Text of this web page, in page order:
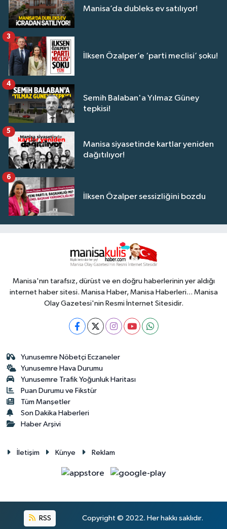
Manisa’da dubleks ev satılıyor!
İlksen Özalper’e ‘parti meclisi’ şoku!
3
Semih Balaban'a Yılmaz Güney
tepkisi!
4
Manisa siyasetinde kartlar yeniden
dağıtılıyor!
5
İlksen Özalper sessizliğini bozdu
6
Manisa'nın tarafsız, dürüst ve en doğru haberlerinin yer aldığı
internet haber sitesi. Manisa Haber, Manisa Haberleri... Manisa
Olay Gazetesi'nin Resmi İnternet Sitesidir.
Yunusemre Nöbetçi Eczaneler
Yunusemre Hava Durumu
Yunusemre Trafik Yoğunluk Haritası
Puan Durumu ve Fikstür
Tüm Manşetler
Son Dakika Haberleri
Haber Arşivi
İletişim Künye Reklam
RSS Copyright © 2022. Her hakkı saklıdır.